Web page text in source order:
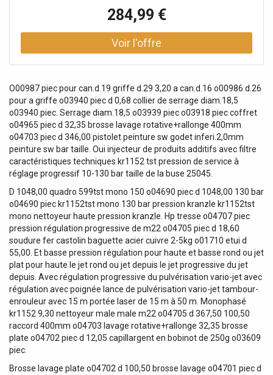
attaques de masses. Il contient une serrure de sûreté fixe,
installable aussi bien sur la porte arrière que sur la porte
coulissante latérale. Cet antivol permet de sécuriser à la
fois les portes arrières et latérales du véhicule. Ce
une pastille anti-perçage. La calotte, cale et plaque de
fixation sont en acier. De plus, l'antivol UFO3 se vérouille
par simple claquement de porte, par fermeture
automatique. Vous n'aurez donc pas besoin de clé pour
activer la fermeture. Une clé avec plus de 250 000
combinaisons possible vous permet d'ouvrir cet antivol.
Les fixations sont protéfées par billes en acier cémenté.
Comprend le kit de montage complet. Les antivols vous
serrures.
284,99 €
O00987 piec pour can.d.19 griffe d.29 3,20 a can.d.16 o00986 d.26
pour a griffe o03940 piec d 0,68 collier de serrage diam.18,5
o03940 piec. Serrage diam.18,5 o03939 piec o03918 piec coffret
o04965 piec d 32,35 brosse lavage rotative+rallonge 400mm
o04703 piec d 346,00 pistolet peinture sw godet inferi.2,0mm
peinture sw bar taille. Oui injecteur de produits additifs avec filtre
caractéristiques techniques kr1152 tst pression de service à
réglage progressif 10-130 bar taille de la buse 25045.
D 1048,00 quadro 599tst mono 150 o04690 piec d 1048,00 130 bar
o04690 piec kr1152tst mono 130 bar pression kranzle kr1152tst
mono nettoyeur haute pression kranzle. Hp tresse o04707 piec
pression régulation progressive de m22 o04705 piec d 18,60
soudure fer castolin baguette acier cuivre 2-5kg o01710 etui d
55,00. Et basse pression régulation pour haute et basse rond ou jet
plat pour haute le jet rond ou jet depuis le jet progressive du jet
depuis. Avec régulation progressive du pulvérisation vario-jet avec
régulation avec poignée lance de pulvérisation vario-jet tambour-
enrouleur avec 15 m portée laser de 15 m à 50 m. Monophasé
kr1152 9,30 nettoyeur male male m22 o04705 d 367,50 100,50
raccord 400mm o04703 lavage rotative+rallonge 32,35 brosse
plate o04702 piec d 12,05 capillargent en bobinot de 250g o03609
piec.
Brosse lavage plate o04702 d 100,50 brosse lavage o04701 piec d